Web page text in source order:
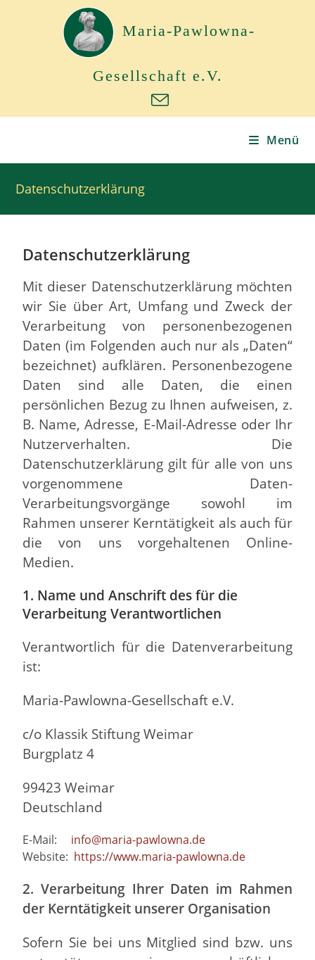
Maria-Pawlowna-
Gesellschaft e.V.
Menü
Datenschutzerklärung
Datenschutzerklärung
Mit dieser Datenschutzerklärung möchten
wir Sie über Art, Umfang und Zweck der
Verarbeitung von personenbezogenen
Daten (im Folgenden auch nur als „Daten“
bezeichnet) aufklären. Personenbezogene
Daten sind alle Daten, die einen
persönlichen Bezug zu Ihnen aufweisen, z.
B. Name, Adresse, E-Mail-Adresse oder Ihr
Nutzerverhalten. Die
Datenschutzerklärung gilt für alle von uns
vorgenommene Daten-
Verarbeitungsvorgänge sowohl im
Rahmen unserer Kerntätigkeit als auch für
die von uns vorgehaltenen Online-
Medien.
1. Name und Anschrift des für die
Verarbeitung Verantwortlichen
Verantwortlich für die Datenverarbeitung
ist:
Maria-Pawlowna-Gesellschaft e.V.
c/o Klassik Stiftung Weimar
Burgplatz 4
99423 Weimar
Deutschland
E-Mail: info@maria-pawlowna.de
Website: https://www.maria-pawlowna.de
2. Verarbeitung Ihrer Daten im Rahmen
der Kerntätigkeit unserer Organisation
Sofern Sie bei uns Mitglied sind bzw. uns